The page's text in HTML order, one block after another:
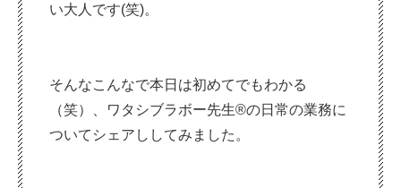
い大人です(笑)。
そんなこんなで本日は初めてでもわかる
（笑）、ワタシブラボー先生®の日常の業務に
ついてシェアししてみました。